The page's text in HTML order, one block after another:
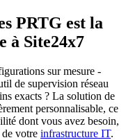
PRTG est la
à Site24x7
sur mesure -
de supervision réseau
exacts ? La solution de
personnalisable, ce
dont vous avez besoin,
votre infrastructure IT.